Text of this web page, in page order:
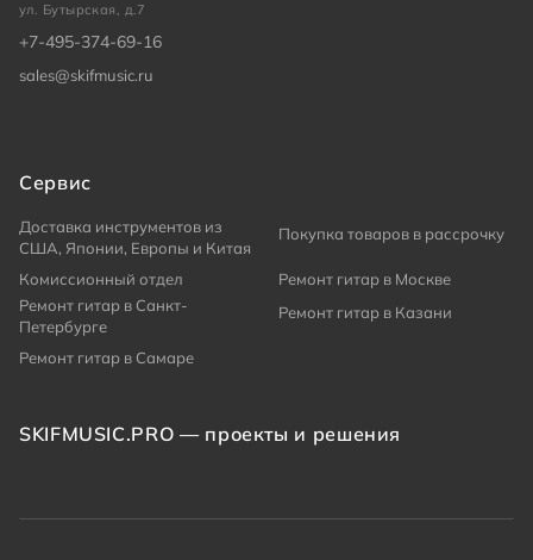
ул. Бутырская, д.7
+7-495-374-69-16
sales@skifmusic.ru
Сервис
Доставка инструментов из
США, Японии, Европы и Китая
Покупка товаров в рассрочку
Комиссионный отдел
Ремонт гитар в Москве
Ремонт гитар в Санкт-
Петербурге
Ремонт гитар в Казани
Ремонт гитар в Самаре
SKIFMUSIC.PRO — проекты и решения